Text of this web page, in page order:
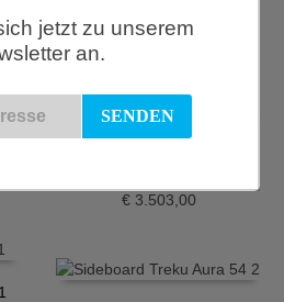
€4.038,00
€ 3.503,00
jetzt zu unserem
an.